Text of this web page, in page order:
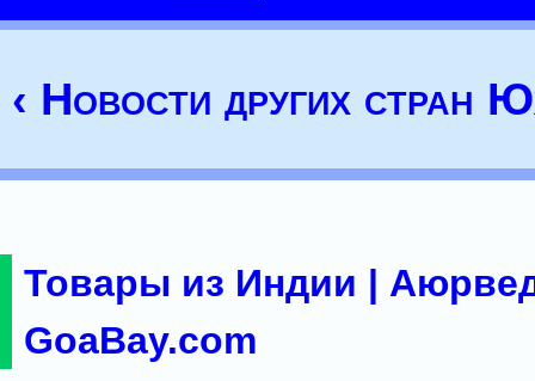
‹ Новости других стран
Товары из Индии |
GoaBay.com